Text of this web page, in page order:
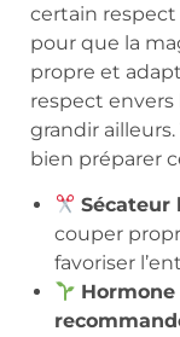
certain
pour que la
propre et
respect envers
grandir
bien préparer
Sécateur
couper
favoriser